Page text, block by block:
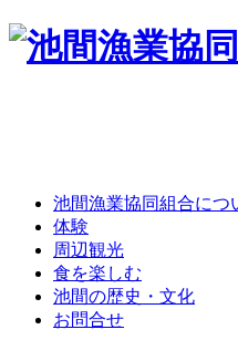
池間漁業協同組合につ
体験
周辺観光
食を楽しむ
池間の歴史・文化
お問合せ